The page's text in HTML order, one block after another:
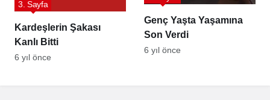
Kardeşlerin Şakası
Kanlı Bitti
3. Sayfa
6 yıl önce
Genç Yaşta Yaşamına
Son Verdi
6 yıl önce